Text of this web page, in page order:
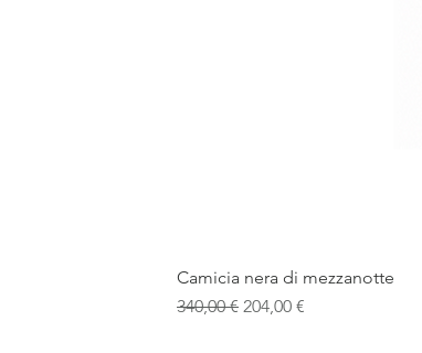
Camicia nera di mezzanotte
Prezzo regolare
340,00 € Prezzo scontato
204,00 €